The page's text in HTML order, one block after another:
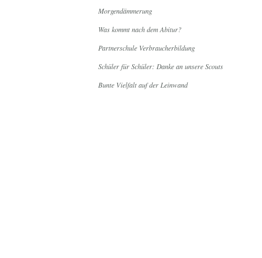
Morgendämmerung
Was kommt nach dem Abitur?
Partnerschule Verbraucherbildung
Schüler für Schüler: Danke an unsere Scouts
Bunte Vielfalt auf der Leinwand